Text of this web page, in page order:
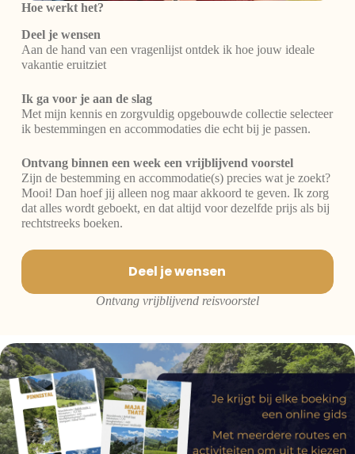
Hoe werkt het?
Deel je wensen
Aan de hand van een vragenlijst ontdek ik hoe jouw ideale
vakantie eruitziet
Ik ga voor je aan de slag
Met mijn kennis en zorgvuldig opgebouwde collectie selecteer
ik bestemmingen en accommodaties die echt bij je passen.
Ontvang binnen een week een vrijblijvend voorstel
Zijn de bestemming en accommodatie(s) precies wat je zoekt?
Mooi! Dan hoef jij alleen nog maar akkoord te geven. Ik zorg
dat alles wordt geboekt, en dat altijd voor dezelfde prijs als bij
rechtstreeks boeken.
Deel je wensen
Ontvang vrijblijvend reisvoorstel